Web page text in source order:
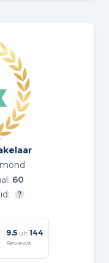
60
?
9.5 uit 144
Reviews